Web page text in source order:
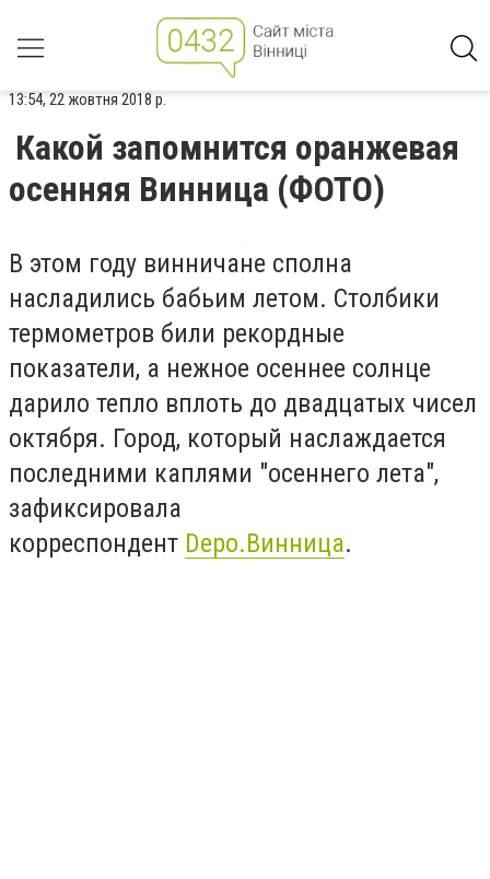
13:54, 22 жовтня 2018 р.
Какой запомнится оранжевая
осенняя Винница (ФОТО)
В этом году винничане сполна
насладились бабьим летом. Столбики
термометров били рекордные
показатели, а нежное осеннее солнце
дарило тепло вплоть до двадцатых чисел
октября. Город, который наслаждается
последними каплями "осеннего лета",
зафиксировала
корреспондент Depo.Винница.